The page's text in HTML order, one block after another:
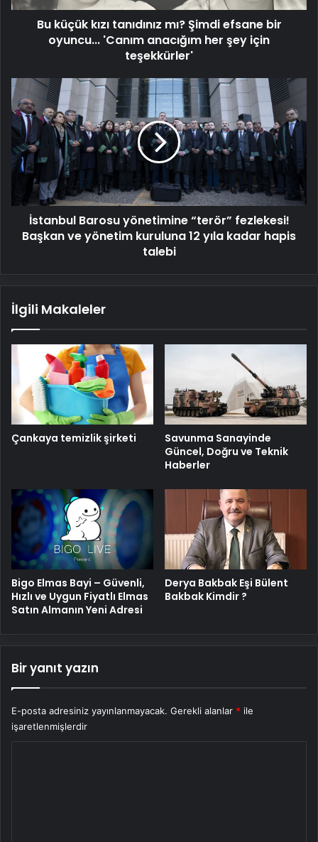
oyuncu...
'Canım
için
teşekkürler'
Bu küçük kızı tanıdınız mı? Şimdi efsane bir
oyuncu... 'Canım anacığım her şey için
teşekkürler'
İstanbul
Barosu
yönetimine
“terör”
fezlekesi!
Başkan
ve
yönetim
kuruluna
yıla
İstanbul Barosu yönetimine “terör” fezlekesi!
Başkan ve yönetim kuruluna 12 yıla kadar hapis
talebi
İlgili Makaleler
Çankaya temizlik şirketi
Savunma Sanayinde
Güncel, Doğru ve Teknik
Haberler
Bigo Elmas Bayi – Güvenli,
Hızlı ve Uygun Fiyatlı Elmas
Satın Almanın Yeni Adresi
Derya Bakbak Eşi Bülent
Bakbak Kimdir ?
Bir yanıt yazın
E-posta adresiniz yayınlanmayacak. Gerekli alanlar * ile
işaretlenmişlerdir